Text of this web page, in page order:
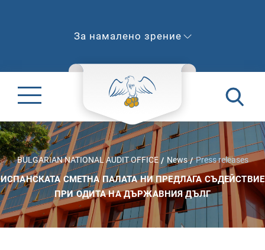
За намалено зрение
BULGARIAN NATIONAL AUDIT OFFICE News Press releases
ИСПАНСКАТА СМЕТНА ПАЛАТА НИ ПРЕДЛАГА СЪДЕЙСТВИЕ
ПРИ ОДИТА НА ДЪРЖАВНИЯ ДЪЛГ